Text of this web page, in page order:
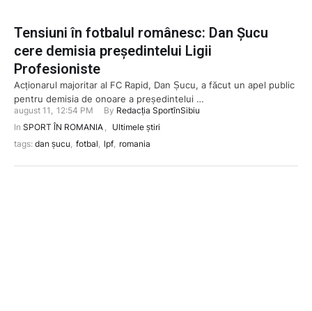
Tensiuni în fotbalul românesc: Dan Șucu
cere demisia președintelui Ligii
Profesioniste
Acționarul majoritar al FC Rapid, Dan Șucu, a făcut un apel public
pentru demisia de onoare a președintelui …
august 11 , 12:54 PM By Redacția SportînSibiu
In SPORT ÎN ROMANIA , Ultimele știri
tags: dan șucu, fotbal, lpf, romania